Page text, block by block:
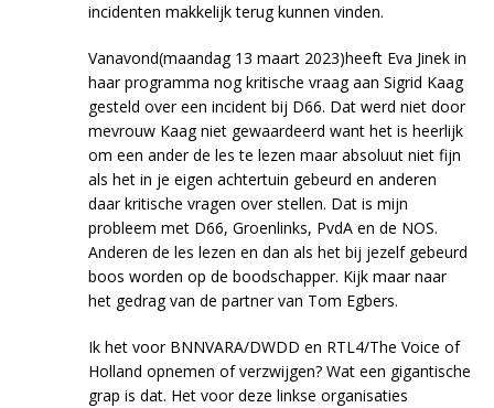
incidenten makkelijk terug kunnen vinden.
Vanavond(maandag 13 maart 2023)heeft Eva Jinek in
haar programma nog kritische vraag aan Sigrid Kaag
gesteld over een incident bij D66. Dat werd niet door
mevrouw Kaag niet gewaardeerd want het is heerlijk
om een ander de les te lezen maar absoluut niet fijn
als het in je eigen achtertuin gebeurd en anderen
daar kritische vragen over stellen. Dat is mijn
probleem met D66, Groenlinks, PvdA en de NOS.
Anderen de les lezen en dan als het bij jezelf gebeurd
boos worden op de boodschapper. Kijk maar naar
het gedrag van de partner van Tom Egbers.
Ik het voor BNNVARA/DWDD en RTL4/The Voice of
Holland opnemen of verzwijgen? Wat een gigantische
grap is dat. Het voor deze linkse organisaties